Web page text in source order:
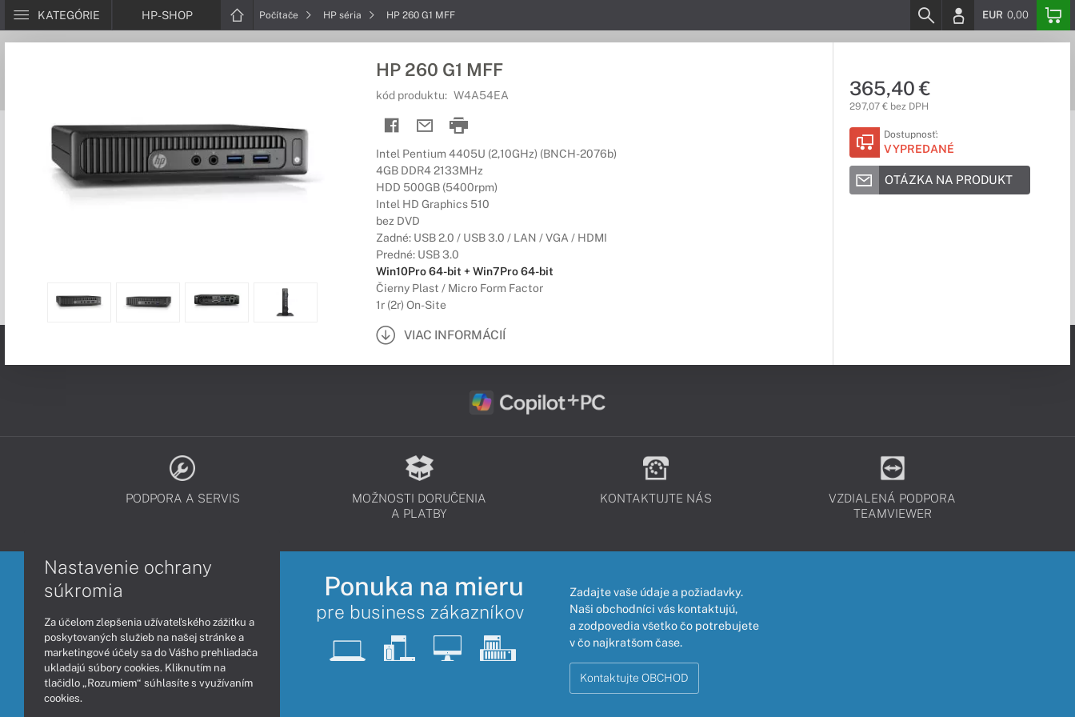
KATEGÓRIE HP-SHOP Počítače HP séria HP 260 G1 MFF EUR 0,00
HP 260 G1 MFF
kód produktu: W4A54EA
Intel Pentium 4405U (2,10GHz) (BNCH-2076b)
4GB DDR4 2133MHz
HDD 500GB (5400rpm)
Intel HD Graphics 510
bez DVD
Zadné: USB 2.0 / USB 3.0 / LAN / VGA / HDMI
Predné: USB 3.0
Win10Pro 64-bit + Win7Pro 64-bit
Čierny Plast / Micro Form Factor
1r (2r) On-Site
VIAC INFORMÁCIÍ
365,40 €
297,07 € bez DPH
Dostupnosť:
VYPREDANÉ
OTÁZKA NA PRODUKT
PODPORA A SERVIS
MOŽNOSTI DORUČENIA
A PLATBY
KONTAKTUJTE NÁS
VZDIALENÁ PODPORA
TEAMVIEWER
Ponuka na mieru
pre business zákazníkov
Zadajte vaše údaje a požiadavky.
Naši obchodníci vás kontaktujú,
a zodpovedia všetko čo potrebujete
v čo najkratšom čase.
Kontaktujte OBCHOD
Nastavenie ochrany
súkromia
Za účelom zlepšenia užívateľského zážitku a
poskytovaných služieb na našej stránke a
marketingové účely sa do Vášho prehliadača
ukladajú súbory cookies. Kliknutím na
tlačidlo „Rozumiem“ súhlasíte s využívaním
cookies.